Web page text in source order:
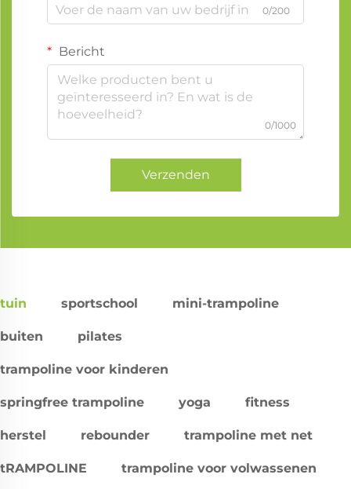
0/200
Bericht
0/1000
Verzenden
tuin sportschool mini-trampoline
buiten pilates
trampoline voor kinderen
springfree trampoline yoga fitness
herstel rebounder trampoline met net
tRAMPOLINE trampoline voor volwassenen